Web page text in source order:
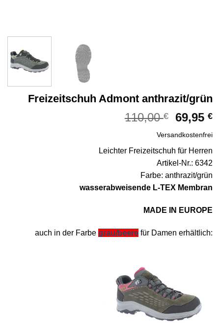
Freizeitschuh Admont anthrazit/grün
110,00€
war:
110,00 €
69,95 €
Versandkostenfrei
Leichter Freizeitschuh für Herren
Artikel-Nr.: 6342
Farbe: anthrazit/grün
wasserabweisende L-TEX Membran
MADE IN EUROPE
auch in der Farbe grau/beere für Damen erhältlich: